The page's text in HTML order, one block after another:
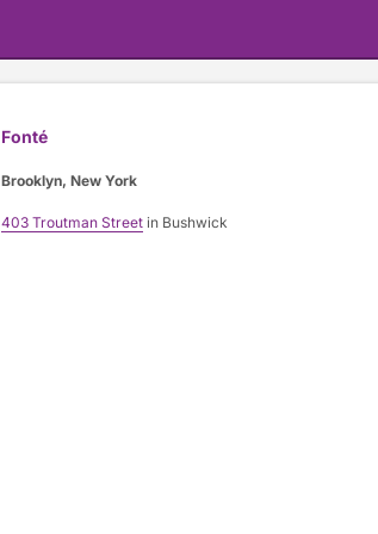
Fonté
Brooklyn, New York
403 Troutman Streetin Bushwick